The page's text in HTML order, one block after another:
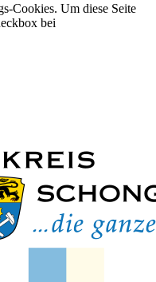
Cookies. Um diese Seite
bei